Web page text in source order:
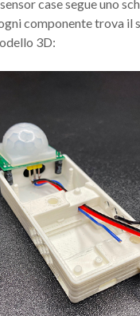
case segue uno
componente trova il
3D: